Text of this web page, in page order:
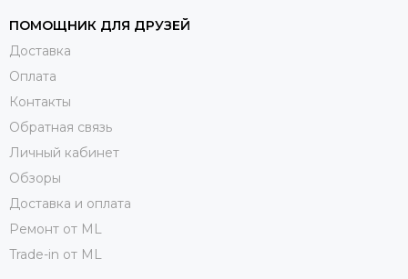
ПОМОЩНИК ДЛЯ ДРУЗЕЙ
Доставка
Оплата
Контакты
Обратная связь
Личный кабинет
Обзоры
Доставка и оплата
Ремонт от ML
Trade-in от ML